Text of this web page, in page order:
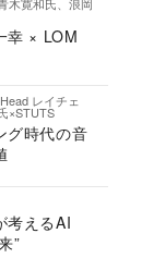
幸 × LOM
レイチェ
×STUTS
グ時代の音
考えるAI
”